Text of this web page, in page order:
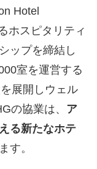
Hotel
ホスピタリティ
ップを締結し
室を運営する
展開しウェル
の協業は、 ア
る新たなホテ
す。